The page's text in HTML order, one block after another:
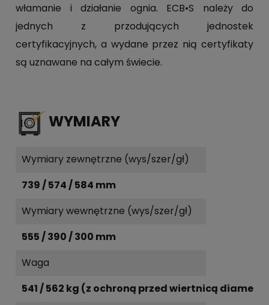
włamanie i działanie ognia. ECB•S należy do
jednych z przodujących jednostek
certyfikacyjnych, a wydane przez nią certyfikaty
są uznawane na całym świecie.
WYMIARY
Wymiary zewnętrzne (wys/szer/gł)
739 / 574 / 584 mm
Wymiary wewnętrzne (wys/szer/gł)
555 / 390 / 300 mm
Waga
541 / 562 kg (z ochroną przed wiertnicą